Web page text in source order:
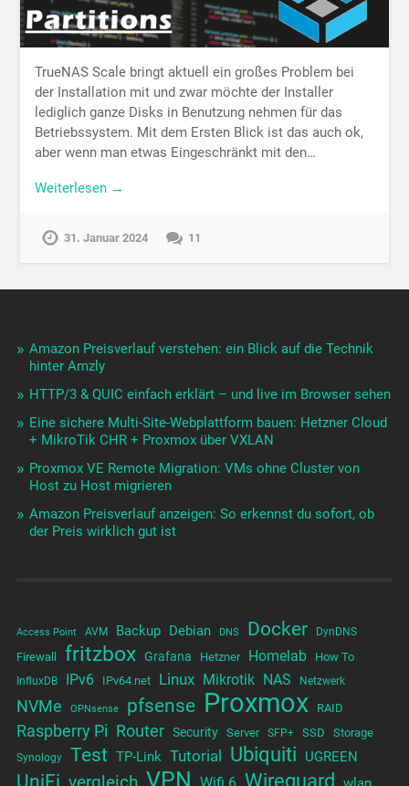
TrueNAS Scale bringt aktuell ein großes Problem bei
der Installation mit und zwar möchte der Installer
lediglich ganze Disks in Benutzung nehmen für das
Betriebssystem. Mit dem Ersten Blick ist das auch ok,
aber wenn man etwas Eingeschränkt mit den…
Weiterlesen →
31. Januar 2024 11
Amazon Preisverlauf verstehen: ein Blick auf die Technik
hinter Amzly
HTTP/3 & QUIC einfach erklärt – und live im Browser sehen
Eine sichere Multi-Site-Webplattform bauen: Hetzner Cloud
+ MikroTik CHR + Proxmox über VXLAN
Proxmox VE Remote Migration: VMs ohne Cluster von
Host zu Host migrieren
Amazon Preisverlauf anzeigen: So erkennst du sofort, ob
der Preis wirklich gut ist
Access Point AVM Backup Debian DNS Docker DynDNS
Firewall fritzbox Grafana Hetzner Homelab How To
InfluxDB IPv6 IPv64.net Linux Mikrotik NAS Netzwerk
NVMe OPNsense pfsense Proxmox RAID
Raspberry Pi Router Security Server SFP+ SSD Storage
Synology Test TP-Link Tutorial Ubiquiti UGREEN
UniFi VPN Wireguard